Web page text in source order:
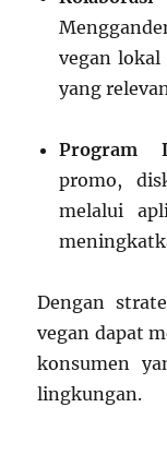
vegan lokal
yang
Program
promo,
melalui
Dengan
vegan dapat
konsumen
lingkungan.